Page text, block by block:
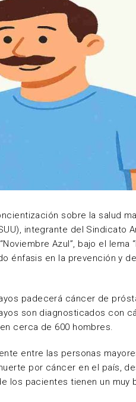
sobre la salud
integrante del Sindicato
Azul”, bajo el lema
énfasis en la prevención y
padecerá cáncer de
son diagnosticados con
cerca de 600 hombres.
entre las personas
por cáncer en el país,
los pacientes tienen un muy